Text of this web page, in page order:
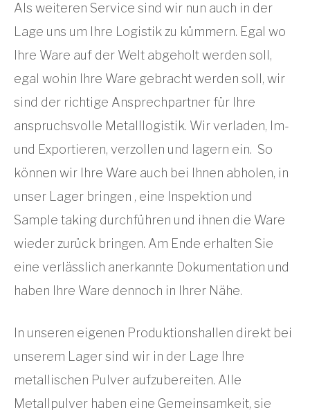
Als weiteren Service sind wir nun auch in der
Lage uns um Ihre Logistik zu kümmern. Egal wo
Ihre Ware auf der Welt abgeholt werden soll,
egal wohin Ihre Ware gebracht werden soll, wir
sind der richtige Ansprechpartner für Ihre
anspruchsvolle Metalllogistik. Wir verladen, Im-
und Exportieren, verzollen und lagern ein. So
können wir Ihre Ware auch bei Ihnen abholen, in
unser Lager bringen , eine Inspektion und
Sample taking durchführen und ihnen die Ware
wieder zurück bringen. Am Ende erhalten Sie
eine verlässlich anerkannte Dokumentation und
haben Ihre Ware dennoch in Ihrer Nähe.
In unseren eigenen Produktionshallen direkt bei
unserem Lager sind wir in der Lage Ihre
metallischen Pulver aufzubereiten. Alle
Metallpulver haben eine Gemeinsamkeit, sie